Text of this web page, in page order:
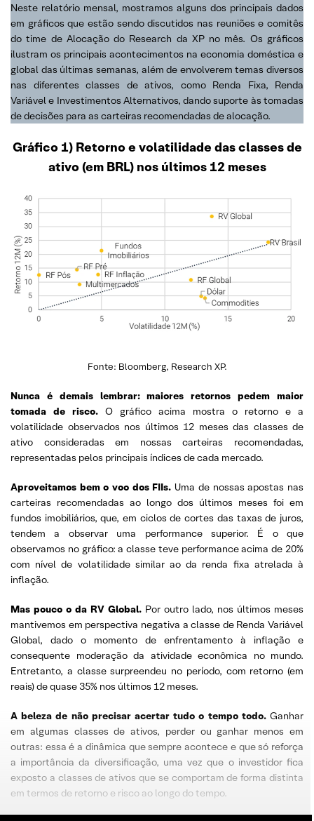
Neste relatório mensal, mostramos alguns dos principais dados
em gráficos que estão sendo discutidos nas reuniões e comitês
do time de Alocação do Research da XP no mês. Os gráficos
ilustram os principais acontecimentos na economia doméstica e
global das últimas semanas, além de envolverem temas diversos
nas diferentes classes de ativos, como Renda Fixa, Renda
Variável e Investimentos Alternativos, dando suporte às tomadas
de decisões para as carteiras recomendadas de alocação.
Gráfico 1) Retorno e volatilidade das classes de
ativo (em BRL) nos últimos 12 meses
Fonte: Bloomberg, Research XP.
Nunca é demais lembrar: maiores retornos pedem maior
tomada de risco. O gráfico acima mostra o retorno e a
volatilidade observados nos últimos 12 meses das classes de
ativo consideradas em nossas carteiras recomendadas,
representadas pelos principais índices de cada mercado.
Aproveitamos bem o voo dos FIIs. Uma de nossas apostas nas
carteiras recomendadas ao longo dos últimos meses foi em
fundos imobiliários, que, em ciclos de cortes das taxas de juros,
tendem a observar uma performance superior. É o que
observamos no gráfico: a classe teve performance acima de 20%
com nível de volatilidade similar ao da renda fixa atrelada à
inflação.
Mas pouco o da RV Global. Por outro lado, nos últimos meses
mantivemos em perspectiva negativa a classe de Renda Variável
Global, dado o momento de enfrentamento à inflação e
consequente moderação da atividade econômica no mundo.
Entretanto, a classe surpreendeu no período, com retorno (em
reais) de quase 35% nos últimos 12 meses.
A beleza de não precisar acertar tudo o tempo todo.Ganhar
em algumas classes de ativos, perder ou ganhar menos em
outras: essa é a dinâmica que sempre acontece e que só reforça
a importância da diversificação, uma vez que o investidor fica
exposto a classes de ativos que se comportam de forma distinta
em termos de retorno e risco ao longo do tempo.